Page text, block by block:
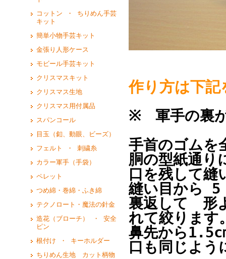
コットン ・ ちりめん手芸
キット
簡単小物手芸キット
金張り人形ケース
モビール手芸キット
クリスマスキット
クリスマス生地
クリスマス用付属品
スパンコール
目玉（釦、動眼、ビーズ）
フェルト ・ 刺繍糸
カラー軍手（手袋）
ペレット
つめ綿・巻綿・ふき綿
テクノロート・魔法の針金
造花（ブローチ） ・ 安全
ピン
根付け ・ キーホルダー
ちりめん生地 カット柄物
作り方は下
※ 軍手の裏が
手首のゴムを
胴の型紙通り
口を残して縫
縫い目から 5
裏返して 形
れて絞ります
鼻先から
口も同じよう